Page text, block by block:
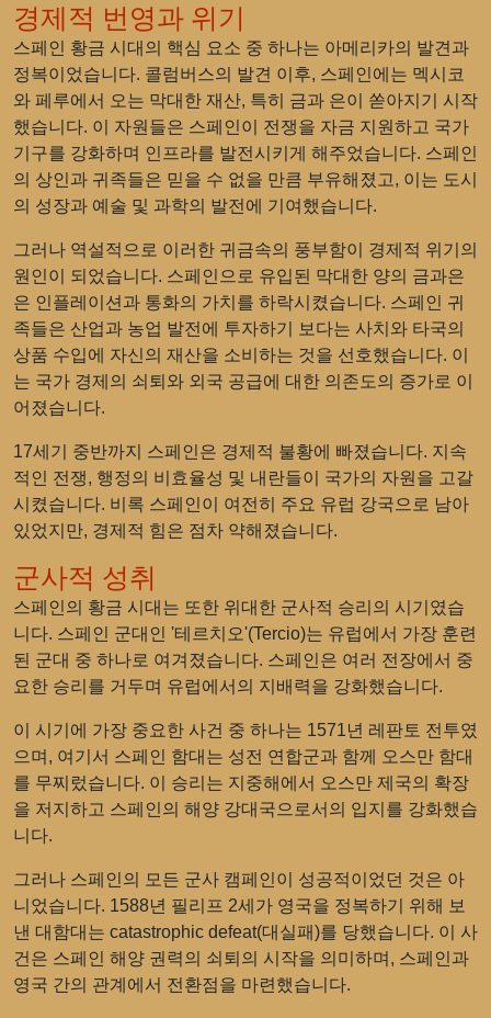
경제적 번영과 위기
스페인 황금 시대의 핵심 요소 중 하나는 아메리카의 발견과
정복이었습니다. 콜럼버스의 발견 이후, 스페인에는 멕시코
와 페루에서 오는 막대한 재산, 특히 금과 은이 쏟아지기 시작
했습니다. 이 자원들은 스페인이 전쟁을 자금 지원하고 국가
기구를 강화하며 인프라를 발전시키게 해주었습니다. 스페인
의 상인과 귀족들은 믿을 수 없을 만큼 부유해졌고, 이는 도시
의 성장과 예술 및 과학의 발전에 기여했습니다.
그러나 역설적으로 이러한 귀금속의 풍부함이 경제적 위기의
원인이 되었습니다. 스페인으로 유입된 막대한 양의 금과은
은 인플레이션과 통화의 가치를 하락시켰습니다. 스페인 귀
족들은 산업과 농업 발전에 투자하기 보다는 사치와 타국의
상품 수입에 자신의 재산을 소비하는 것을 선호했습니다. 이
는 국가 경제의 쇠퇴와 외국 공급에 대한 의존도의 증가로 이
어졌습니다.
17세기 중반까지 스페인은 경제적 불황에 빠졌습니다. 지속
적인 전쟁, 행정의 비효율성 및 내란들이 국가의 자원을 고갈
시켰습니다. 비록 스페인이 여전히 주요 유럽 강국으로 남아
있었지만, 경제적 힘은 점차 약해졌습니다.
군사적 성취
스페인의 황금 시대는 또한 위대한 군사적 승리의 시기였습
니다. 스페인 군대인 '테르치오'(Tercio)는 유럽에서 가장 훈련
된 군대 중 하나로 여겨졌습니다. 스페인은 여러 전장에서 중
요한 승리를 거두며 유럽에서의 지배력을 강화했습니다.
이 시기에 가장 중요한 사건 중 하나는 1571년 레판토 전투였
으며, 여기서 스페인 함대는 성전 연합군과 함께 오스만 함대
를 무찌렀습니다. 이 승리는 지중해에서 오스만 제국의 확장
을 저지하고 스페인의 해양 강대국으로서의 입지를 강화했습
니다.
그러나 스페인의 모든 군사 캠페인이 성공적이었던 것은 아
니었습니다. 1588년 필리프 2세가 영국을 정복하기 위해 보
낸 대함대는 catastrophic defeat(대실패)를 당했습니다. 이 사
건은 스페인 해양 권력의 쇠퇴의 시작을 의미하며, 스페인과
영국 간의 관계에서 전환점을 마련했습니다.